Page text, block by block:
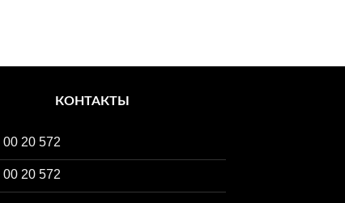
КОНТАКТЫ
00 20 572
00 20 572